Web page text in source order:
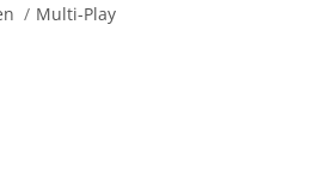
Multi-Play